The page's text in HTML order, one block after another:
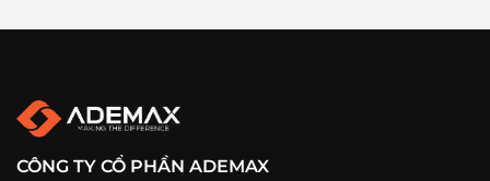
CÔNG TY CỔ PHẦN ADEMAX